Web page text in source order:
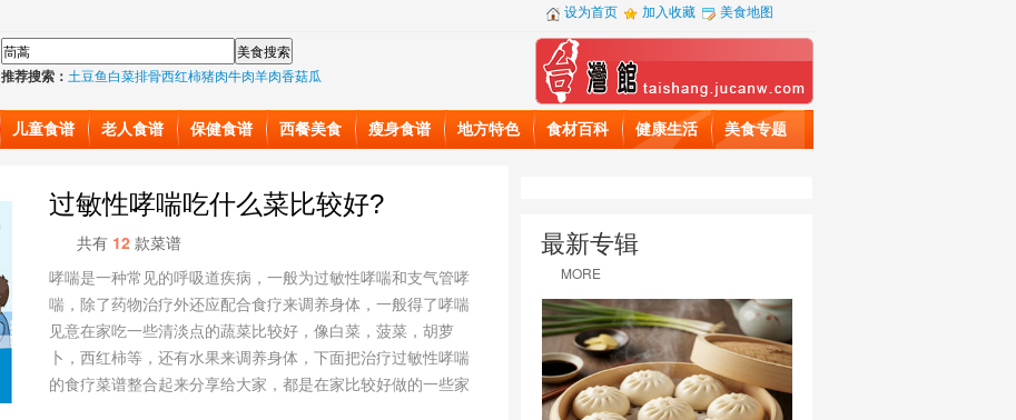
设为首页 加入收藏 美食地图
推荐搜索： 土豆鱼白菜排骨西红柿猪肉牛肉羊肉香菇瓜
儿童食谱 老人食谱 保健食谱 西餐美食 瘦身食谱 地方特色 食材百科 健康生活 美食专题
过敏性哮喘吃什么菜比较好?
共有 12 款菜谱
哮喘是一种常见的呼吸道疾病，一般为过敏性哮喘和支气管哮
喘，除了药物治疗外还应配合食疗来调养身体，一般得了哮喘
见意在家吃一些清淡点的蔬菜比较好，像白菜，菠菜，胡萝
卜，西红柿等，还有水果来调养身体，下面把治疗过敏性哮喘
的食疗菜谱整合起来分享给大家，都是在家比较好做的一些家
最新专辑
MORE